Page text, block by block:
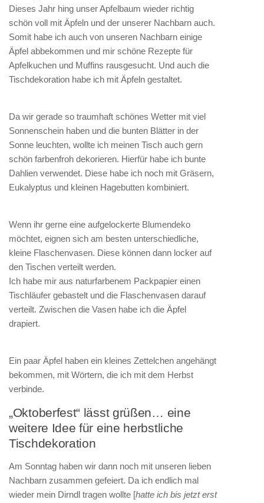
Dieses Jahr hing unser Apfelbaum wieder richtig
schön voll mit Äpfeln und der unserer Nachbarn auch.
Somit habe ich auch von unseren Nachbarn einige
Äpfel abbekommen und mir schöne Rezepte für
Apfelkuchen und Muffins rausgesucht. Und auch die
Tischdekoration habe ich mit Äpfeln gestaltet.
Da wir gerade so traumhaft schönes Wetter mit viel
Sonnenschein haben und die bunten Blätter in der
Sonne leuchten, wollte ich meinen Tisch auch gern
schön farbenfroh dekorieren. Hierfür habe ich bunte
Dahlien verwendet. Diese habe ich noch mit Gräsern,
Eukalyptus und kleinen Hagebutten kombiniert.
Wenn ihr gerne eine aufgelockerte Blumendeko
möchtet, eignen sich am besten unterschiedliche,
kleine Flaschenvasen. Diese können dann locker auf
den Tischen verteilt werden.
Ich habe mir aus naturfarbenem Packpapier einen
Tischläufer gebastelt und die Flaschenvasen darauf
verteilt. Zwischen die Vasen habe ich die Äpfel
drapiert.
Ein paar Äpfel haben ein kleines Zettelchen angehängt
bekommen, mit Wörtern, die ich mit dem Herbst
verbinde.
„Oktoberfest“ lässt grüßen… eine
weitere Idee für eine herbstliche
Tischdekoration
Am Sonntag haben wir dann noch mit unseren lieben
Nachbarn zusammen gefeiert. Da ich endlich mal
wieder mein Dirndl tragen wollte [hatte ich bis jetzt erst